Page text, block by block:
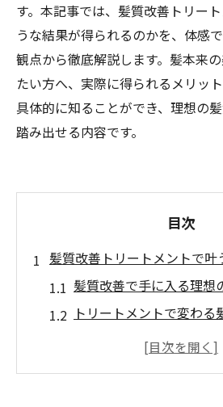
す。本記事では、髪質改善トリー
うな結果が得られるのかを、体感
観点から徹底解説します。髪本来
たい方へ、実際に得られるメリッ
具体的に知ることができ、理想の
踏み出せる内容です。
目次
髪質改善トリートメントで叶
髪質改善で手に入る理想
トリートメントで変わる